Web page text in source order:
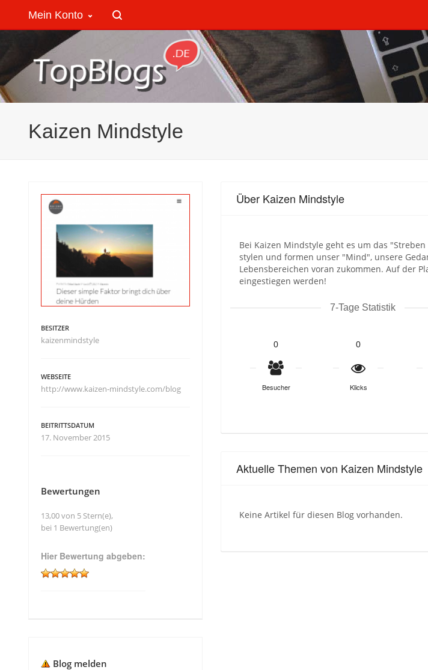
Mein Konto
Kaizen Mindstyle
Über Kaizen Mindstyle
Bei Kaizen Mindstyle geht es um das
stylen und formen unser "Mind", unsere
Lebensbereichen voran zukommen. Auf der
eingestiegen werden!
7-Tage Statistik
0
Besucher
0
Klicks
Aktuelle Themen von Kaizen Mindstyle
Keine Artikel für diesen Blog vorhanden.
BESITZER
kaizenmindstyle
WEBSEITE
http://www.kaizen-mindstyle.com/blog
BEITRITTSDATUM
17. November 2015
Bewertungen
13,00 von 5 Stern(e),
bei 1 Bewertung(en)
Hier Bewertung abgeben:
Blog melden